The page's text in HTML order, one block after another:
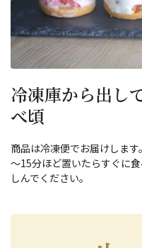
冷凍庫から出し
べ頃
商品は冷凍便でお届けしま
～15分ほど置いたらすぐに
しんでください。